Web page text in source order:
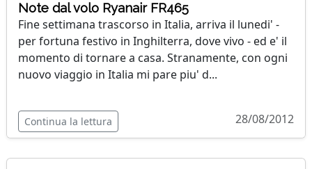
Note dal volo Ryanair FR465
Fine settimana trascorso in Italia, arriva il lunedi' -
per fortuna festivo in Inghilterra, dove vivo - ed e' il
momento di tornare a casa. Stranamente, con ogni
nuovo viaggio in Italia mi pare piu' d...
Continua la lettura 28/08/2012